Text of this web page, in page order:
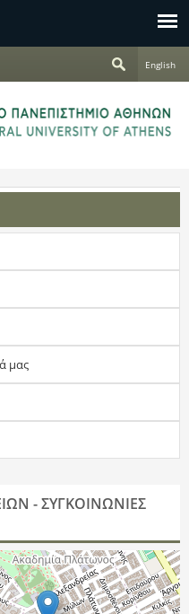
ζ
ή
τ
η
English
μας
- ΣΥΓΚΟΙΝΩΝΙΕΣ